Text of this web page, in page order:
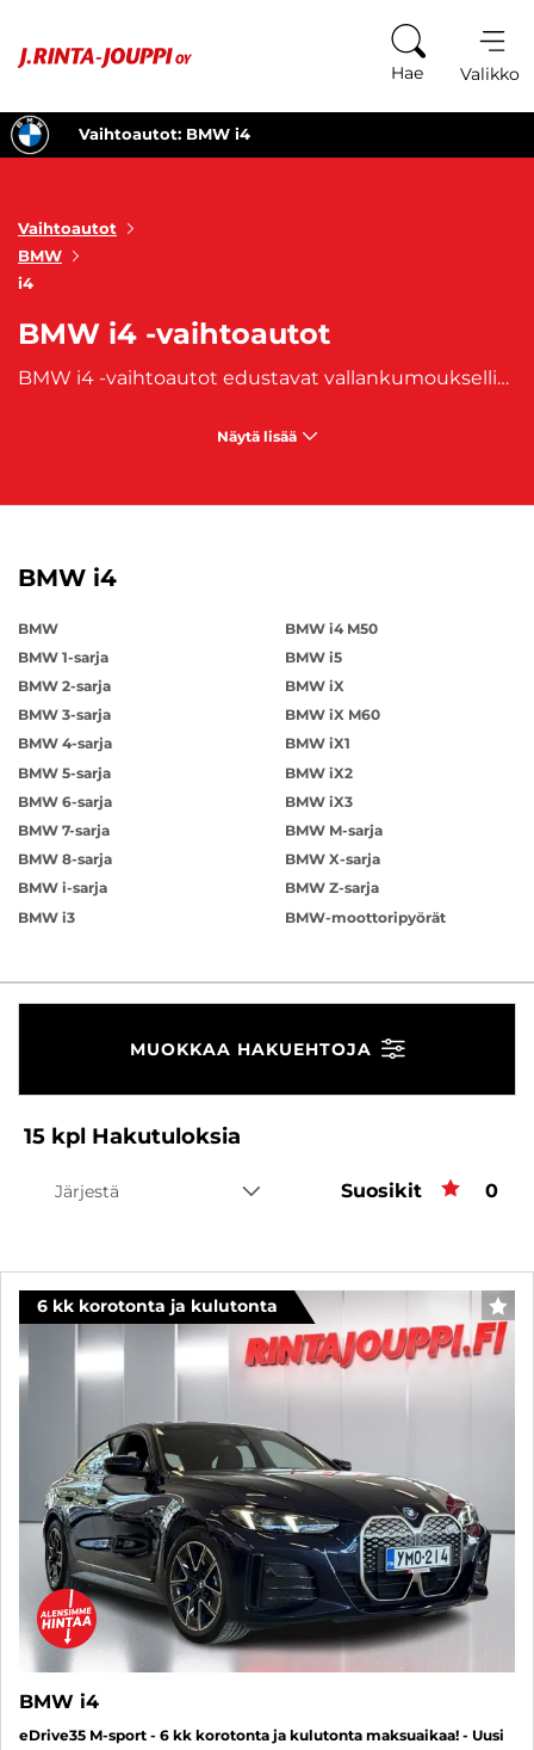
Hae Valikko
Vaihtoautot: BMW i4
Vaihtoautot
BMW
i4
BMW i4 -vaihtoautot
BMW i4 -vaihtoautot edustavat vallankumouksellista askelta kohti sähköistä tulevaisuutta, tarjoten samalla klassisen BMW:n ajonautinnon ja ylellisyyden. BMW i4 -vaihtoautojen virtaviivainen ulkonäkö välittää vahvan viestin dynaamisuudesta ja teknologisesta etevyydestä. Auton aerodynaaminen muotoilu ei ainoastaan näytä upealta, vaan myös optimoi energiankulutuksen ja ajovakauden. Kun pohdit seuraavaa autonhankintaasi, BMW i4 vaihtoautot ansaitsevat ehdottomasti paikan harkintalistallasi. Katso valikoimamme BMW i4 -vaihtoautot selaamalla alas!
Näytä lisää
BMW i4
BMW
BMW 1-sarja
BMW 2-sarja
BMW 3-sarja
BMW 4-sarja
BMW 5-sarja
BMW 6-sarja
BMW 7-sarja
BMW 8-sarja
BMW i-sarja
BMW i3
BMW i4 M50
BMW i5
BMW iX
BMW iX M60
BMW iX1
BMW iX2
BMW iX3
BMW M-sarja
BMW X-sarja
BMW Z-sarja
BMW-moottoripyörät
MUOKKAA HAKUEHTOJA
15 kpl Hakutuloksia
Järjestä Suosikit 0
6 kk korotonta ja kulutonta
BMW i4
eDrive35 M-sport - 6 kk korotonta ja kulutonta maksuaikaa! - Uusi